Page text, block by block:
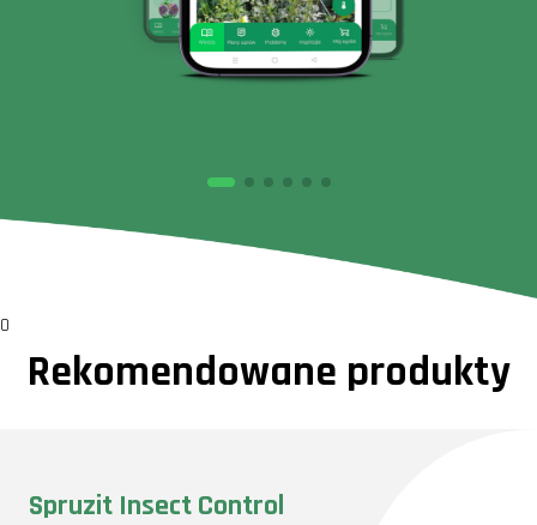
0
Rekomendowane produkty
Spruzit Insect Control